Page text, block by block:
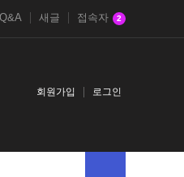
Q&A 새글 접속자 2
회원가입 로그인